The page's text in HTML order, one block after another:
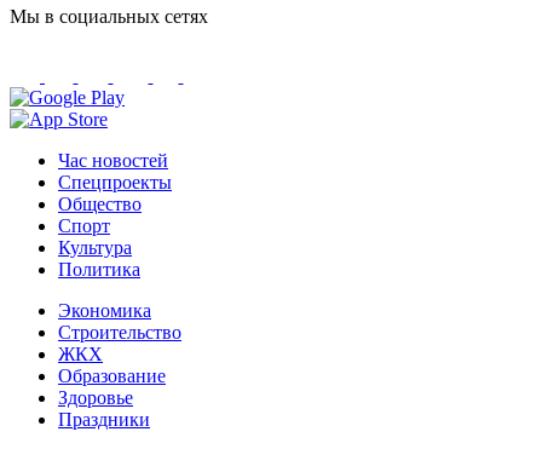
Мы в социальных сетях
Час новостей
Спецпроекты
Общество
Спорт
Культура
Политика
Экономика
Строительство
ЖКХ
Образование
Здоровье
Праздники